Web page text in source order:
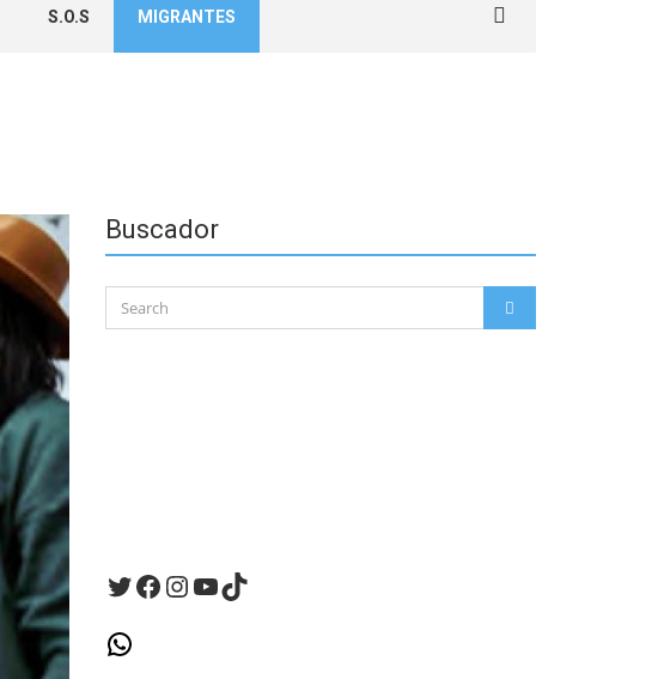
S.O.S MIGRANTES
Buscador
for:
Twitter
Facebook
Instagram
YouTube
TikTok
WhatsApp